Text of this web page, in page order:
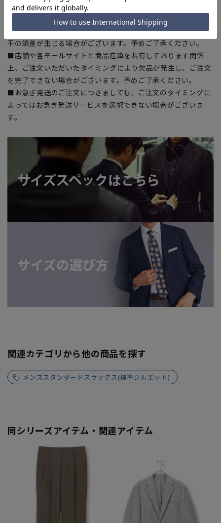
加減により、実際の商品と掲載画像の色味が異なる場合がござ
■生地や仕様・デザインにより、着用感や実際のサイズ表に若
干の誤差が生じる場合がございます。予めご了承ください。
■店舗や各モールサイトと商品在庫を共有しております関係
上、ご注文いただいたタイミングにより欠品が発生し、ご注文
を完了できない場合がございます。予めご了承ください。
■お急ぎ発送のご注文につきましても、ご注文のタイミングに
よってはお急ぎ発送サービスを選択できない場合がございま
す。
関連カテゴリから他の商品を探す
メンズスタンダードスラックス(標準シルエット)
同シリーズアイテム・関連アイテム